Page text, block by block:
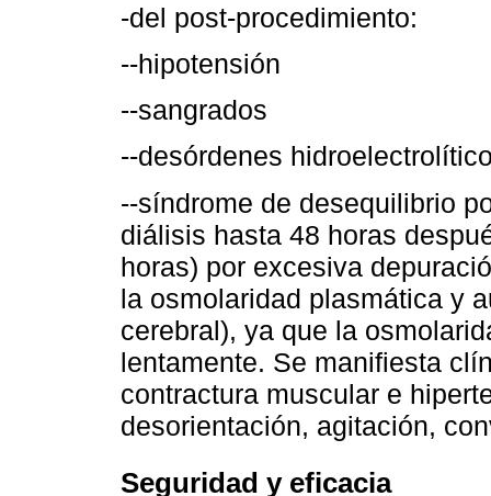
-del post-procedimiento:
--hipotensión
--sangrados
--desórdenes
--síndrome de desequilibrio
diálisis hasta 48 horas
horas) por excesiva
la osmolaridad plasmática y
cerebral), ya que la
lentamente. Se manifiesta
contractura muscular e
desorientación, agitación,
Seguridad y eficacia